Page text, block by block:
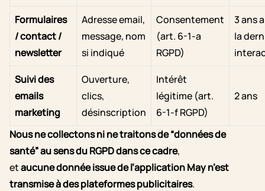
Formulaires
/ contact /
newsletter
Adresse email,
message, nom
si indiqué
Consentement
(art. 6-1-a
RGPD)
3 ans
la
Suivi des
emails
marketing
Ouverture,
clics,
désinscription
Intérêt
légitime (art.
6-1-f RGPD)
2 ans
Nous ne collectons ni ne traitons de “données de
santé” au sens du RGPD dans ce cadre,
etaucune donnée issue de l’application May n’est
transmise à des plateformes publicitaires.